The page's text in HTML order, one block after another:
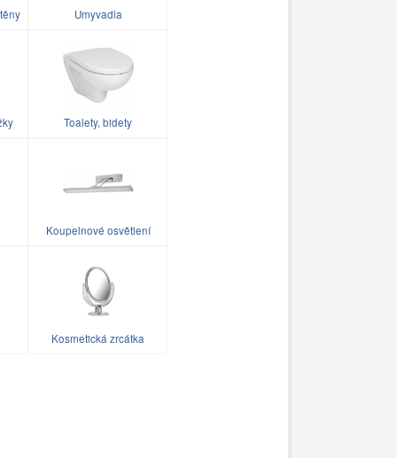
Umyvadla
Toalety, bidety
Koupelnové osvětlení
Kosmetická zrcátka